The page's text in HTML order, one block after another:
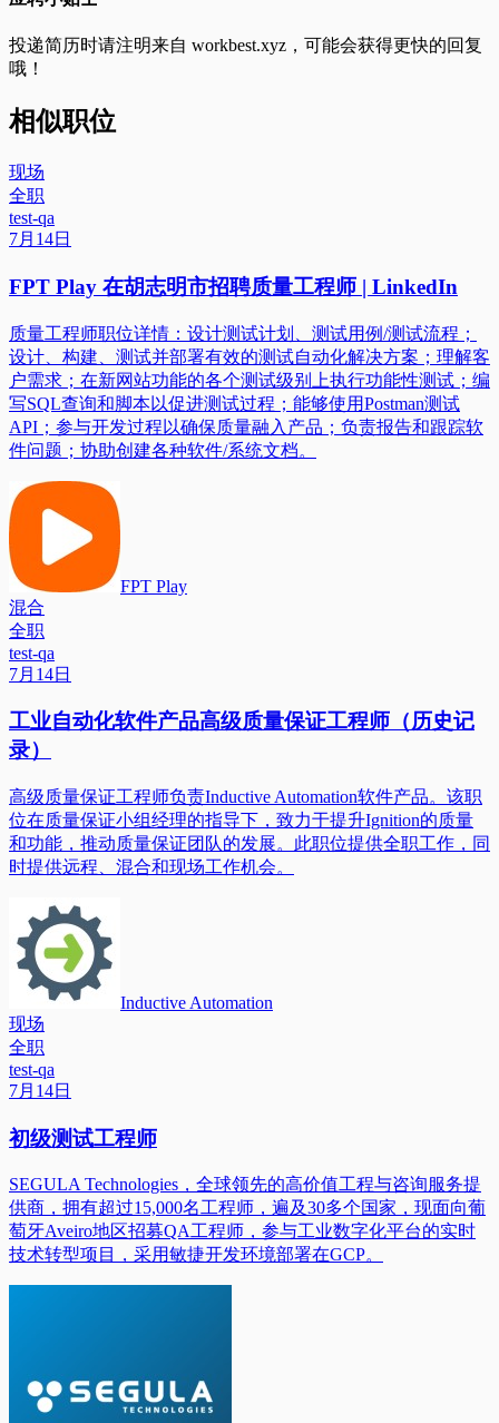
投递简历时请注明来自 workbest.xyz ，可能会获得更快的回复
哦！
相似职位
现场
全职
test-qa
7月14日
FPT Play 在胡志明市招聘质量工程师 | LinkedIn
质量工程师职位详情：设计测试计划、测试用例/测试流程；
设计、构建、测试并部署有效的测试自动化解决方案；理解客
户需求；在新网站功能的各个测试级别上执行功能性测试；编
写SQL查询和脚本以促进测试过程；能够使用Postman测试
API；参与开发过程以确保质量融入产品；负责报告和跟踪软
件问题；协助创建各种软件/系统文档。
FPT Play
混合
全职
test-qa
7月14日
工业自动化软件产品高级质量保证工程师（历史记
录）
高级质量保证工程师负责Inductive Automation软件产品。该职
位在质量保证小组经理的指导下，致力于提升Ignition的质量
和功能，推动质量保证团队的发展。此职位提供全职工作，同
时提供远程、混合和现场工作机会。
Inductive Automation
现场
全职
test-qa
7月14日
初级测试工程师
SEGULA Technologies，全球领先的高价值工程与咨询服务提
供商，拥有超过15,000名工程师，遍及30多个国家，现面向葡
萄牙Aveiro地区招募QA工程师，参与工业数字化平台的实时
技术转型项目，采用敏捷开发环境部署在GCP。